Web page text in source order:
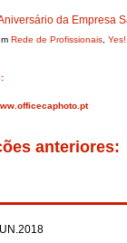
da Empresa
Rede de Profissionais
anteriores: